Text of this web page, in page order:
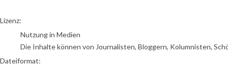
go to media item
Lizenz:
Nutzung in Medien
Die Inhalte können von Journalisten, Bloggern, Kolumnisten,
Dateiformat: